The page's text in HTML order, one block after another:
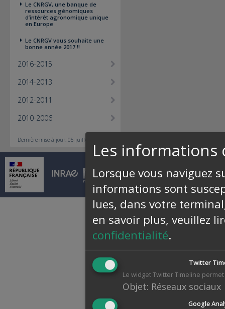
Le CNRGV, une banque de
ressources génomiques
d’intérêt agronomique unique
en Europe
Le CNRGV vous souhaite une
bonne année 2017 !!
2016-2015
2014-2013
2012-2011
2010-2006
Dernière mise à jour: 05 juillet 2018
© INRAE 2026 | Contact|
Les informations
Lorsque vous naviguez
informations sont
lues, dans votre
en savoir plus, veuillez
confidentialité.
Twitter
Le widget Twitter Timeline
Objet: Réseaux sociaux
Google